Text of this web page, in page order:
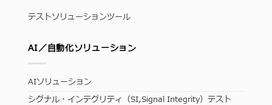
テストソリューションツール
AI／自動化ソリューション
AIソリューション
シグナル・インテグリティ（SI,Signal Integrity）テスト